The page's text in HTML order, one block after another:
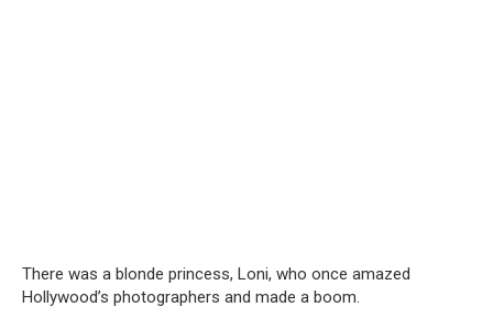
There was a blonde princess, Loni, who once amazed
Hollywood’s photographers and made a boom.